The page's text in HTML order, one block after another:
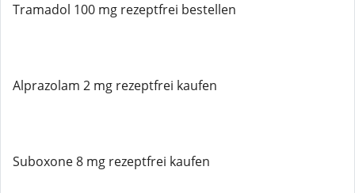
Tramadol 100 mg rezeptfrei bestellen
Alprazolam 2 mg rezeptfrei kaufen
Suboxone 8 mg rezeptfrei kaufen